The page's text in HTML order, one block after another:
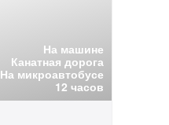
На машине
Канатная дорога
На микроавтобусе
12 часов